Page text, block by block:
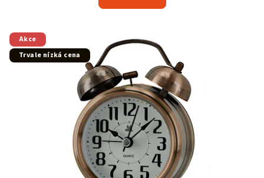
5
hvězdiček.
Akce
Trvale nízká cena